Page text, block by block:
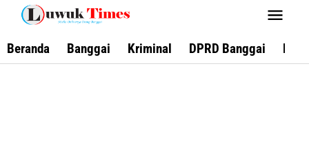
Lewati
konten
Beranda Banggai Kriminal DPRD Banggai